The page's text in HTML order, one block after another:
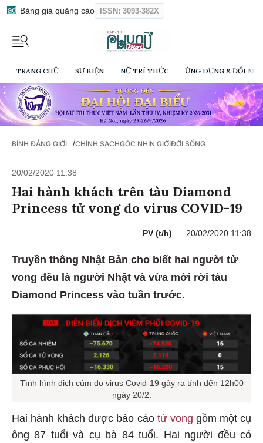
Bảng giá quảng cáo ISSN: 3093-382X
TRANG CHỦ SỰ KIỆN NỮ TRÍ THỨC ỨNG DỤNG & ĐỔI
BÌNH ĐẲNG GIỚI /CHÍNH SÁCHGÓC NHÌN GIỚIĐỜI SỐNG
20/02/2020 11:38
Hai hành khách trên tàu Diamond
Princess tử vong do virus COVID-19
PV (t/h) 20/02/2020 11:38
Truyền thông Nhật Bản cho biết hai người tử
vong đều là người Nhật và vừa mới rời tàu
Diamond Princess vào tuần trước.
Tình hình dịch cúm do virus Covid-19 gây ra tính đến 12h00
ngày 20/2.
Hai hành khách được báo cáo tử vong gồm một cụ
ông 87 tuổi và cụ bà 84 tuổi. Hai người đều có